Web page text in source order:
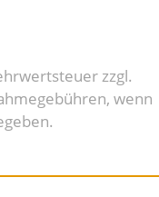
zzgl.
wenn